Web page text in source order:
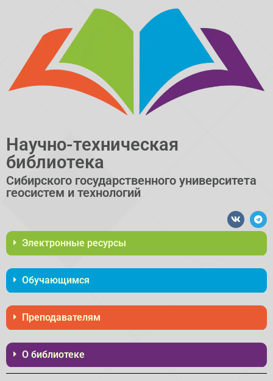
Научно-техническая
библиотека
Сибирского государственного университета
геосистем и технологий​
Электронные ресурсы
Обучающимся
Преподавателям
О библиотеке